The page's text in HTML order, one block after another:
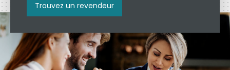
Trouvez un revendeur